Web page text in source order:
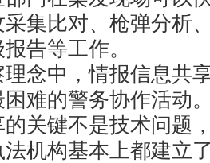
集比对、枪弹分析
告等工作。
中，情报信息共
难的警务协作活动
关键不是技术问题
机构基本上都建立